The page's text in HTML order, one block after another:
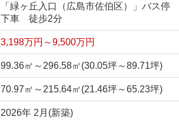
「緑ヶ丘入口（広島市佐伯区）」バス停
下車 徒歩2分
3,198万円～9,500万円
99.36㎡～296.58㎡(30.05坪～89.71坪)
70.97㎡～215.64㎡(21.46坪～65.23坪)
2026年 2月(新築)